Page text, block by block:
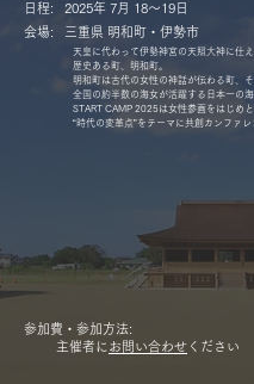
日程: 2025年 7月 18〜19日
会場: 三重県 明和町・伊勢市
天皇に代わって伊勢神宮の天照大神に仕えた
歴史ある町、明和町。
明和町は古代の女性の神話が伝わる町、そ
全国の約半数の海女が活躍する日本一の海
START CAMP 2025は女性参画をはじめと
“時代の変革点”をテーマに共創カンファレ
​参加費・参加方法:
主催者に お問い合わせ ください